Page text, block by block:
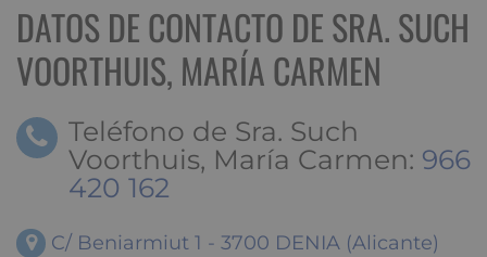
DATOS DE CONTACTO DE SRA. SUCH
VOORTHUIS, MARÍA CARMEN
Teléfono de Sra. Such
Voorthuis, María Carmen: 966
420 162
C/ Beniarmiut 1 - 3700 DENIA (Alicante)